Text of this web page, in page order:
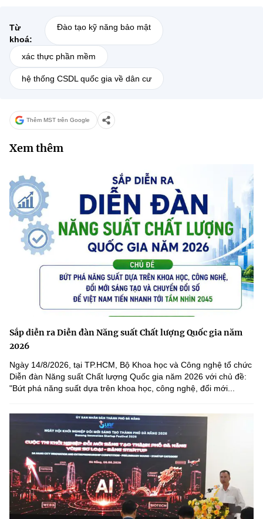
Từ
khoá:
Đào tạo kỹ năng bảo mật
xác thực phần mềm
hệ thống CSDL quốc gia về dân cư
Thêm MST trên Google
Xem thêm
Sắp diễn ra Diễn đàn Năng suất Chất lượng Quốc gia năm
2026
Ngày 14/8/2026, tại TP.HCM, Bộ Khoa học và Công nghệ tổ chức
Diễn đàn Năng suất Chất lượng Quốc gia năm 2026 với chủ đề:
"Bứt phá năng suất dựa trên khoa học, công nghệ, đổi mới...